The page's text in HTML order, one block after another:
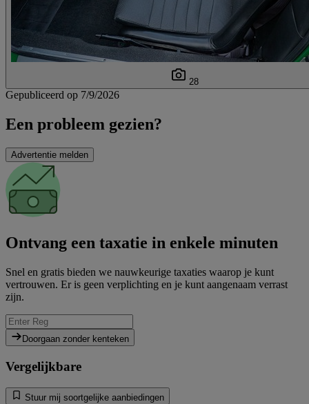
28
Gepubliceerd op 7/9/2026
Een probleem gezien?
Advertentie melden
Ontvang een taxatie in enkele minuten
Snel en gratis bieden we nauwkeurige taxaties waarop je kunt
vertrouwen. Er is geen verplichting en je kunt aangenaam verrast
zijn.
Doorgaan zonder kenteken
Vergelijkbare
Stuur mij soortgelijke aanbiedingen